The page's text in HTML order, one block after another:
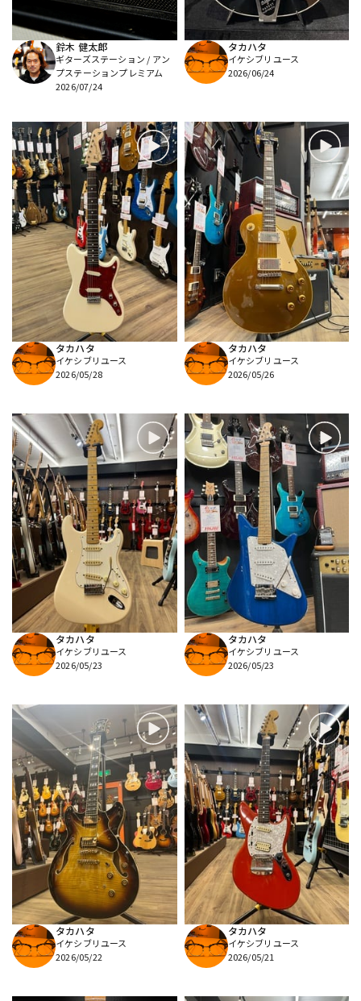
配信/ライブ機器 楽器アクセサリ
中古 ヴィンテージ
鈴木 健太郎
ギターズステーション / アン
プステーションプレミアム
2026/07/24
タカハタ
イケシブリユース
2026/06/24
タカハタ
イケシブリユース
2026/05/28
タカハタ
イケシブリユース
2026/05/26
タカハタ
イケシブリユース
2026/05/23
タカハタ
イケシブリユース
2026/05/23
タカハタ
イケシブリユース
2026/05/22
タカハタ
イケシブリユース
2026/05/21